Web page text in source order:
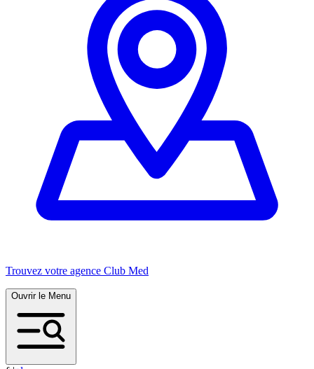
Trouvez votre agence Club Med
Ouvrir le Menu